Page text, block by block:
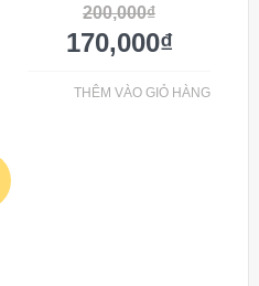
200,000₫
170,000₫
THÊM VÀO GIỎ HÀNG